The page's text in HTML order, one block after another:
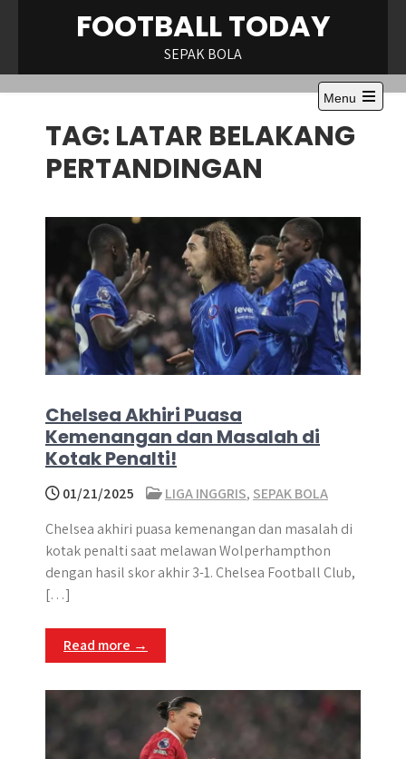
FOOTBALL TODAY
SEPAK BOLA
Menu
Open
the
main
TAG: LATAR BELAKANG
PERTANDINGAN
Chelsea Akhiri Puasa
Kemenangan dan Masalah di
Kotak Penalti!
01/21/2025 LIGA INGGRIS, SEPAK BOLA
Chelsea akhiri puasa kemenangan dan masalah di
kotak penalti saat melawan Wolperhampthon
dengan hasil skor akhir 3-1. ​Chelsea Football Club,
[…]
Read more →